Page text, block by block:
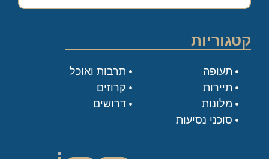
קטגוריות
תעופה
תיירות
מלונות
סוכני נסיעות
תרבות ואוכל
קרוזים
דרושים